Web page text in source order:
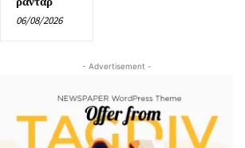
06/08/2026
- Advertisement -